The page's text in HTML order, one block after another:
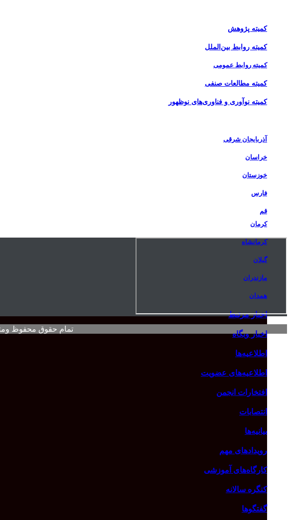
کمیته پژوهش
کمیته روابط بین‌الملل
کمیته روابط عمومی
کمیته مطالعات صنفی
کمیته نوآوری و فناوری‌های نوظهور
آذربایجان شرقی
خراسان
خوزستان
فارس
قم
کرمان
کرمانشاه
گیلان
مازندران
همدان
اخبار مرتبط
اخبار وبگاه
اطلاعیه‌ها
اطلاعیه‌های عضویت
افتخارات انجمن
انتصابات
بیانیه‌ها
رویدادهای مهم
کارگاه‌های آموزشی
کنگره سالانه
گفتگوها
تمام حقوق محفوظ